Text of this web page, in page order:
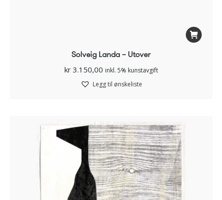
Solveig Landa – Utover
kr3.150,00 inkl. 5% kunstavgift
Legg til ønskeliste